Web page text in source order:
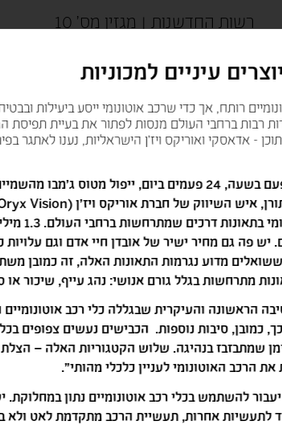
רשות החדשנות | מגזין מס' 10
עיניים למכוניות
רותח, אך כדי שרכב אוטונומי ייסע ביעילות
רבות ברחבי העולם מנסות לפתור את בעיית
- אדאסקי ואוריקס ויז'ן הישראליות, נענו לאתגר
איש השיווק של חברת אוריקס ויז'ן (Vision
למספר
יש פה גם מחיר ישיר של אובדן חיי אדם וגם עלויות
מדוע נגרמות התאונות האלה, זה כמובן
הראשונה והעיקרית שבגללה כלי רכב
כמובן, סיבות נוספות. הכבישים נעשים צפופים
שמתבזבז בנהיגה. שלוש הקטגוריות האלה –
את הרכב האוטונומי לעניין כלכלי מהותי".
להשתמש בכלי רכב אוטונומיים נתון במחלוקת.
לתעשיות אחרות, תעשיית הרכב מתקדמת לאט ולא